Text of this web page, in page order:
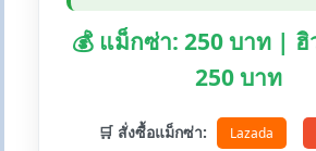
💰 แม็กซ่า: 250 บาท |
250 บาท
🛒 สั่งซื้อแม็กซ่า: Lazada